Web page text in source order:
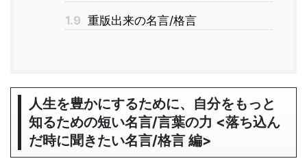
1.9 重版出来の名言/格言
人生を豊かにするために、自分をもっと
知るための短い名言/言葉の力 <落ち込ん
だ時に聞きたい名言/格言 編>